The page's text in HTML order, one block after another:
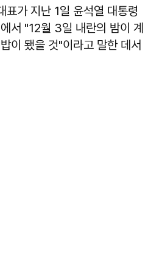
표가 지난 1일 윤석열 대통령
서 "12월 3일 내란의 밤이 계
이 됐을 것"이라고 말한 데서